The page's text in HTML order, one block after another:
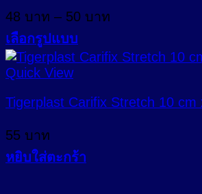
options
may
be
chosen
on
the
page
48 บาท – 50 บาท
through
เลือกรูปแบบ
This
product
multiple
The
options
may
Quick View
Tigerplast Carifix Stretch 10 cm
55 บาท
หยิบใส่ตะกร้า